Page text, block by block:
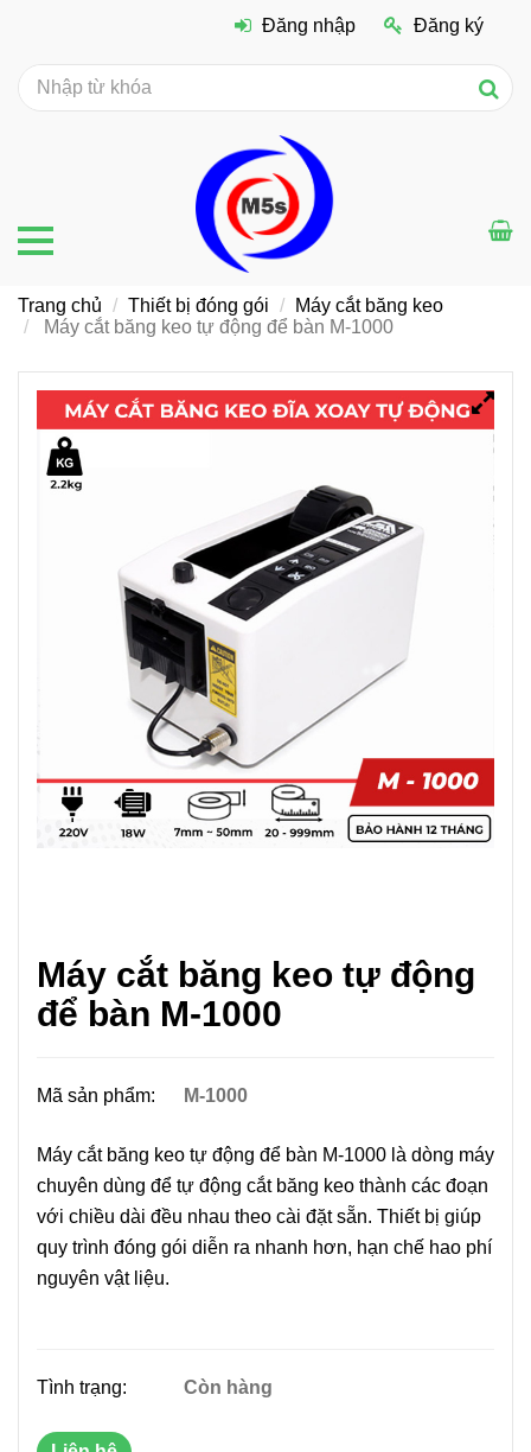
Máy cắt băng keo tự động
để bàn M-1000
Mã sản phẩm: M-1000
Máy cắt băng keo tự động để bàn M-1000 là dòng máy
chuyên dùng để tự động cắt băng keo thành các đoạn
với chiều dài đều nhau theo cài đặt sẵn. Thiết bị giúp
quy trình đóng gói diễn ra nhanh hơn, hạn chế hao phí
nguyên vật liệu.
Tình trạng: Còn hàng
Đăng nhập Đăng ký
Trang chủ Thiết bị đóng gói
Máy cắt băng keo
Máy cắt băng keo tự động để bàn M-1000